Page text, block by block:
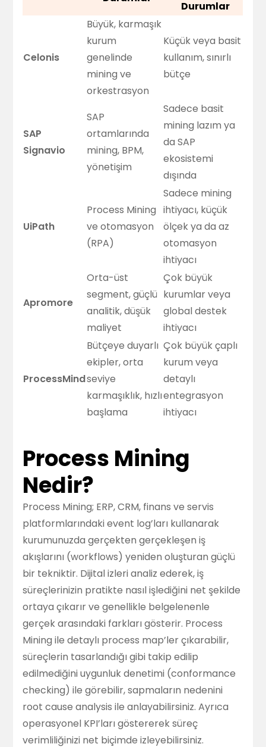
Durumlar
Celonis
Büyük, karmaşık
kurum
genelinde
mining ve
orkestrasyon
Küçük veya basit
kullanım, sınırlı
bütçe
SAP
Signavio
SAP
ortamlarında
mining, BPM,
yönetişim
Sadece basit
mining lazım ya
da SAP
ekosistemi
dışında
UiPath
Process Mining
ve otomasyon
(RPA)
Sadece mining
ihtiyacı, küçük
ölçek ya da az
otomasyon
ihtiyacı
Apromore
Orta-üst
segment, güçlü
analitik, düşük
maliyet
Çok büyük
kurumlar veya
global destek
ihtiyacı
ProcessMind
Bütçeye duyarlı
ekipler, orta
seviye
karmaşıklık, hızlı
başlama
Çok büyük çaplı
kurum veya
detaylı
entegrasyon
ihtiyacı
Process Mining
Nedir?
Process Mining; ERP, CRM, finans ve servis
platformlarındaki event log’ları kullanarak
kurumunuzda gerçekten gerçekleşen iş
akışlarını (workflows) yeniden oluşturan güçlü
bir tekniktir. Dijital izleri analiz ederek, iş
süreçlerinizin pratikte nasıl işlediğini net şekilde
ortaya çıkarır ve genellikle belgelenenle
gerçek arasındaki farkları gösterir. Process
Mining ile detaylı process map’ler çıkarabilir,
süreçlerin tasarlandığı gibi takip edilip
edilmediğini uygunluk denetimi (conformance
checking) ile görebilir, sapmaların nedenini
root cause analysis ile anlayabilirsiniz. Ayrıca
operasyonel KPI’ları göstererek süreç
verimliliğinizi net biçimde izleyebilirsiniz.